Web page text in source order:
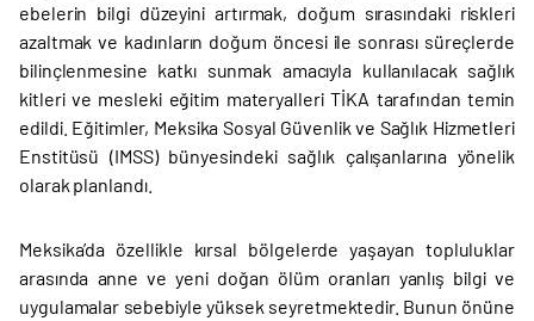
ebelerin bilgi düzeyini artırmak, doğum sırasındaki riskleri
azaltmak ve kadınların doğum öncesi ile sonrası süreçlerde
bilinçlenmesine katkı sunmak amacıyla kullanılacak sağlık
kitleri ve mesleki eğitim materyalleri TİKA tarafından temin
edildi. Eğitimler, Meksika Sosyal Güvenlik ve Sağlık Hizmetleri
Enstitüsü (IMSS) bünyesindeki sağlık çalışanlarına yönelik
olarak planlandı.
Meksika’da özellikle kırsal bölgelerde yaşayan topluluklar
arasında anne ve yeni doğan ölüm oranları yanlış bilgi ve
uygulamalar sebebiyle yüksek seyretmektedir. Bunun önüne